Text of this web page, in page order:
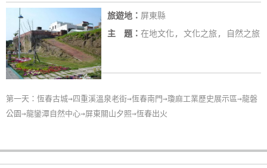
會
員
帳
戶
客
服
單
旅遊地： 屏東縣
主 題： 在地文化, 文化之旅, 自然之旅
第一天：恆春古城→四重溪溫泉老街→恆春南門→瓊麻工業歷史展示區→龍磐
公園→龍鑾潭自然中心→屏東關山夕照→恆春出火